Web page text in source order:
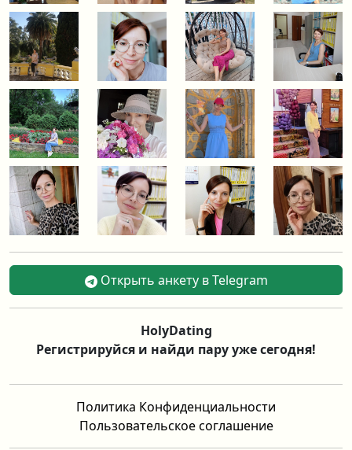
Открыть анкету в Telegram
Политика Конфиденциальности
Пользовательское соглашение
HolyDating
Регистрируйся и найди пару уже сегодня!